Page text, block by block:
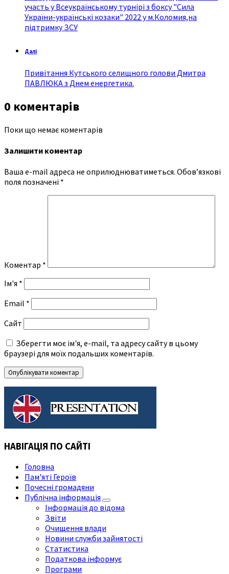
участь у Всеукраїнському турнірі з боксу "Сила
України-українські козаки" 2022 у м.Коломия,на
підтримку ЗСУ
Далі
Привітання Кутського селищного голови Дмитра
ПАВЛЮКА з Днем енергетика.
0 коментарів
Поки що немає коментарів
Залишити коментар
Ваша e-mail адреса не оприлюднюватиметься. Обов’язкові
поля позначені *
Коментар *
Ім'я *
Email *
Сайт
Зберегти моє ім'я, e-mail, та адресу сайту в цьому
браузері для моїх подальших коментарів.
НАВІГАЦІЯ ПО САЙТІ
Головна
Пам'яті Героїв
Почесні громадяни
Публічна інформація
Інформація до відома
Звіти
Очищення влади
Новини служби зайнятості
Статистика
Податкова інформує
Програми